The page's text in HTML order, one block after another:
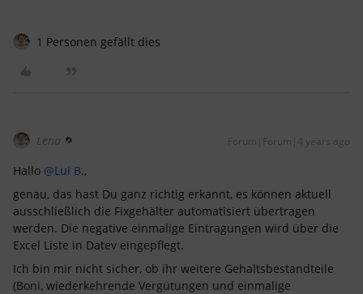
1 Personen gefällt dies
Lena Forum|Forum|4 years ago
Hallo @Lui B.,
genau, das hast Du ganz richtig erkannt, es können aktuell
ausschließlich die Fixgehälter automatisiert übertragen
werden. Die negative einmalige Eintragungen wird über die
Excel Liste in Datev eingepflegt.
Ich bin mir nicht sicher, ob ihr weitere Gehaltsbestandteile
(Boni, wiederkehrende Vergütungen und einmalige